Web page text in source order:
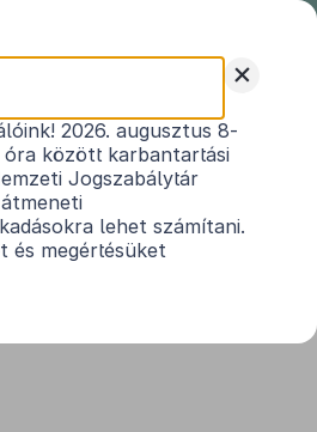
XXXIV. törvény
érintő törvények
1
01. 01. – 2017. 01. 01.
+
2026. augusztus 8-
óra között karbantartási
Jogszabálytár
lehet számítani.
és megértésüket